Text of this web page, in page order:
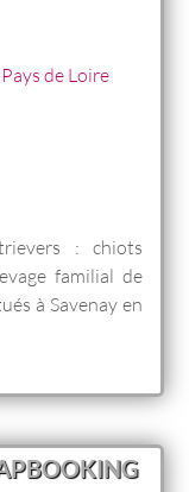
Pays de Loire
: chiots
familial de
à Savenay en